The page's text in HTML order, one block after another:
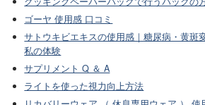
ゴーヤ 使用感 口コミ
サトウキビエキスの使用感｜糖尿病・黄斑
私の体験
サプリメント Q ＆ A
ライトを使った視力向上方法